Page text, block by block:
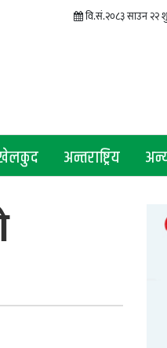
वि.सं.२०८३ साउन २२
अन्तराष्ट्रिय